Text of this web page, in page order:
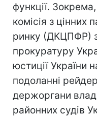
функції.
комісія з цінних
ринку (ДКЦПФР)
прокуратуру
юстиції України
подоланні
держоргани
районних судів